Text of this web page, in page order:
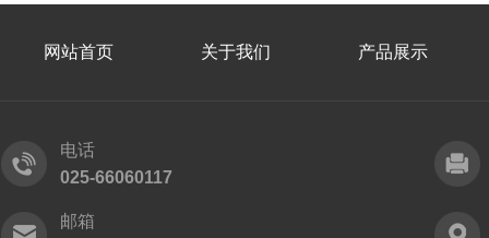
网站首页 关于我们 产品展示
电话
025-66060117
邮箱